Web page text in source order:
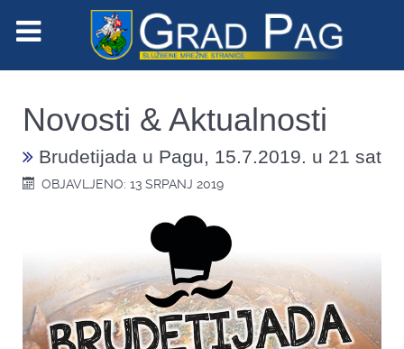
Novosti & Aktualnosti
Brudetijada u Pagu, 15.7.2019. u 21 sat
OBJAVLJENO: 13 SRPANJ 2019